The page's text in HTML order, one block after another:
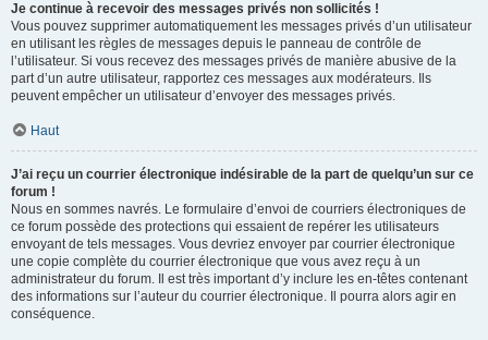
Je continue à recevoir des messages privés non sollicités !
Vous pouvez supprimer automatiquement les messages privés d’un utilisateur
en utilisant les règles de messages depuis le panneau de contrôle de
l’utilisateur. Si vous recevez des messages privés de manière abusive de la
part d’un autre utilisateur, rapportez ces messages aux modérateurs. Ils
peuvent empêcher un utilisateur d’envoyer des messages privés.
Haut
J’ai reçu un courrier électronique indésirable de la part de quelqu’un sur ce
forum !
Nous en sommes navrés. Le formulaire d’envoi de courriers électroniques de
ce forum possède des protections qui essaient de repérer les utilisateurs
envoyant de tels messages. Vous devriez envoyer par courrier électronique
une copie complète du courrier électronique que vous avez reçu à un
administrateur du forum. Il est très important d’y inclure les en-têtes contenant
des informations sur l’auteur du courrier électronique. Il pourra alors agir en
conséquence.